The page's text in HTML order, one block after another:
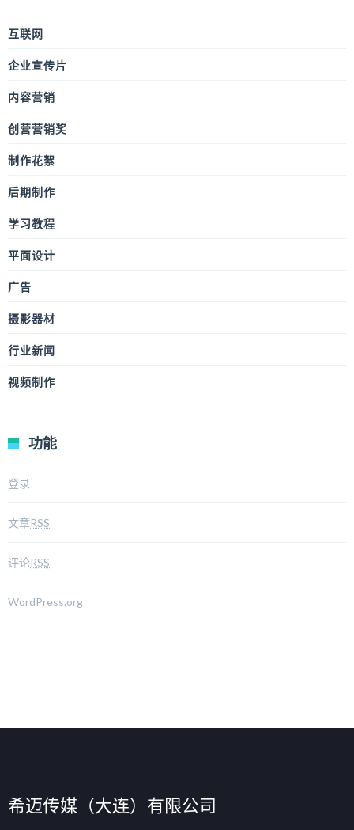
互联网
企业宣传片
内容营销
创营营销奖
制作花絮
后期制作
学习教程
平面设计
广告
摄影器材
行业新闻
视频制作
功能
登录
文章RSS
评论RSS
WordPress.org
希迈传媒（大连）有限公司